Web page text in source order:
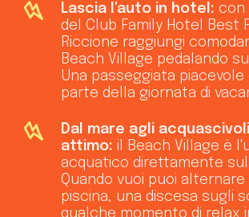
Lascia l'auto in hotel: con
del Club Family Hotel Best
Riccione raggiungi
Beach Village pedalando
Una passeggiata
parte della giornata di
Dal mare agli
attimo: il Beach Village è
acquatico direttamente
Quando vuoi puoi
piscina, una discesa sugli
qualche momento di relax